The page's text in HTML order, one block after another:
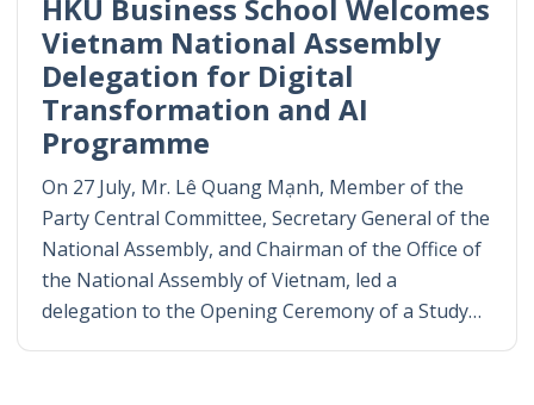
HKU Business School Welcomes
Vietnam National Assembly
Delegation for Digital
Transformation and AI
Programme
On 27 July, Mr. Lê Quang Mạnh, Member of the
Party Central Committee, Secretary General of the
National Assembly, and Chairman of the Office of
the National Assembly of Vietnam, led a
delegation to the Opening Ceremony of a Study…